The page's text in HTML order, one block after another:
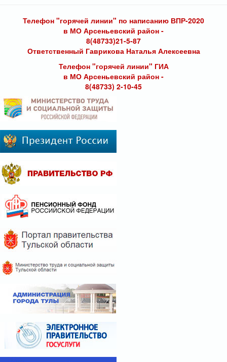
Телефон "горячей линии" по написанию ВПР-2020
в МО Арсеньевский район -
8(48733)21-5-87
Ответственный Гаврикова Наталья Алексеевна
Телефон "горячей линии" ГИА
в МО Арсеньевский район -
8(48733) 2-10-45